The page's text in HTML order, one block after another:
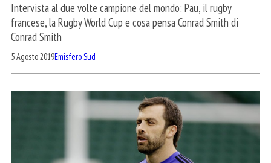
Intervista al due volte campione del mondo: Pau, il rugby
francese, la Rugby World Cup e cosa pensa Conrad Smith di
Conrad Smith
5 Agosto 2019Emisfero Sud